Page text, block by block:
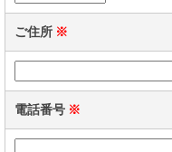
ご住所 ※
電話番号 ※